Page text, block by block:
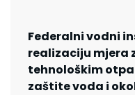
Federalni vodni
realizaciju mjera
tehnološkim
zaštite voda i